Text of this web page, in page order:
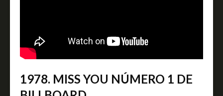
1978. MISS YOU NÚMERO 1 DE